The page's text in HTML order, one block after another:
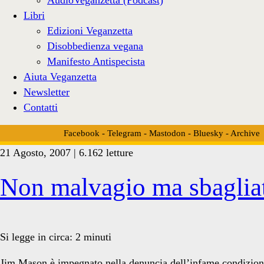
Libri
Edizioni Veganzetta
Disobbedienza vegana
Manifesto Antispecista
Aiuta Veganzetta
Newsletter
Contatti
Facebook - Telegram - Mastodon - Bluesky- Archive
21 Agosto, 2007 | 6.162 letture
Non malvagio ma
Si legge in circa: 2 minuti